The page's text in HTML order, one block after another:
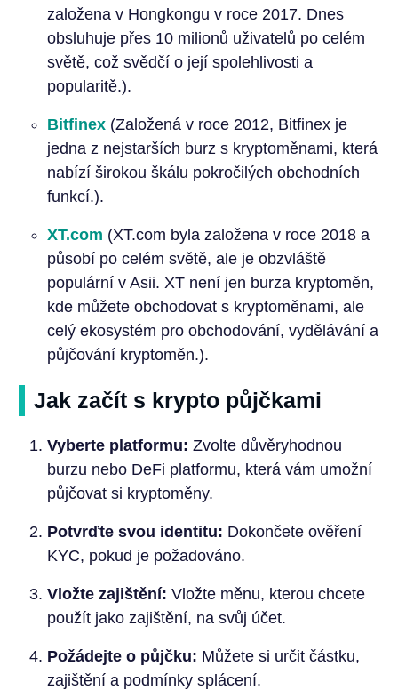
založena v Hongkongu v roce 2017. Dnes
obsluhuje přes 10 milionů uživatelů po celém
světě, což svědčí o její spolehlivosti a
popularitě.).
Bitfinex(Založená v roce 2012, Bitfinex je
jedna z nejstarších burz s kryptoměnami, která
nabízí širokou škálu pokročilých obchodních
funkcí.).
XT.com (XT.com byla založena v roce 2018 a
působí po celém světě, ale je obzvláště
populární v Asii. XT není jen burza kryptoměn,
kde můžete obchodovat s kryptoměnami, ale
celý ekosystém pro obchodování, vydělávání a
půjčování kryptoměn.).
Jak začít s krypto půjčkami
Vyberte platformu: Zvolte důvěryhodnou
burzu nebo DeFi platformu, která vám umožní
půjčovat si kryptoměny.
Potvrďte svou identitu: Dokončete ověření
KYC, pokud je požadováno.
Vložte zajištění: Vložte měnu, kterou chcete
použít jako zajištění, na svůj účet.
Požádejte o půjčku: Můžete si určit částku,
zajištění a podmínky splácení.